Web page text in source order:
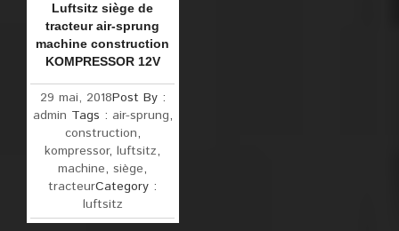
Luftsitz siège de
tracteur air-sprung
machine construction
KOMPRESSOR 12V
29 mai, 2018Post By :
admin Tags : air-sprung,
construction,
kompressor,luftsitz,
machine,siège,
tracteurCategory :
luftsitz